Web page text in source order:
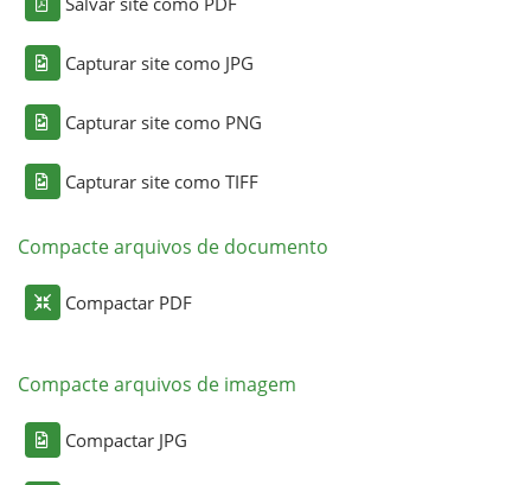
Capturar site como JPG
Capturar site como PNG
Capturar site como TIFF
Compacte arquivos de documento
Compactar PDF
Compacte arquivos de imagem
Compactar JPG